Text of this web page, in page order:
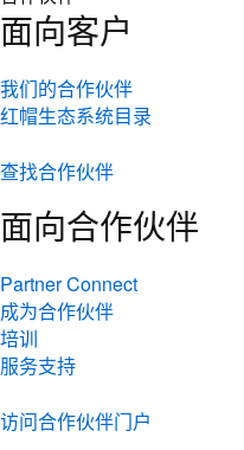
面向客户
我们的合作伙伴
红帽生态系统目录
查找合作伙伴
面向合作伙伴
Partner Connect
成为合作伙伴
培训
服务支持
访问合作伙伴门户